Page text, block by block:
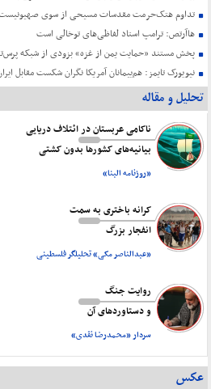
تداوم هتک‌حرمت مقدسات مسیحی از سوی
هاآرتص: ترامپ استاد لفاظی‌های توخالی است
پخش مستند «حمایت یمن از غزه» بزودی از شبکه
نیویورک تایمز: هم‌پیمانان آمریکا نگران شکست مقابل
تحلیل و مقاله
ناکامی عربستان در ائتلاف دریایی
بیانیه‌های کشورها بدون کشتی
«روزنامه البنا»
کرانه باختری به سمت
انفجار بزرگ
«عبدالناصر مکی» تحلیلگر فلسطینی
روایت جنگ
و دستاورد‌های آن
سردار «محمدرضا نقدی»
عکس